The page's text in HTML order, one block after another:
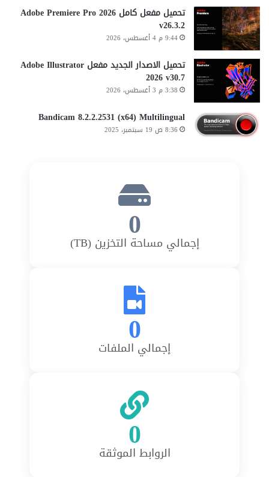
تحميل مفعل كامل Adobe Premiere Pro 2026
v26.3.2
9:44 م 4 أغسطس، 2026
تحميل الاصدار الجديد مفعل Adobe Illustrator
2026 v30.7
3:38 م 3 أغسطس، 2026
Bandicam 8.2.2.2531 (x64) Multilingual
8:36 ص 19 سبتمبر، 2025
0
إجمالي مساحة التخزين (TB)
0
إجمالي الملفات
0
الروابط الموثقة